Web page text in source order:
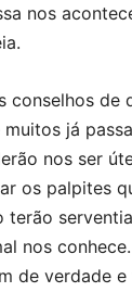
nos
conselhos de
já
nos ser
os palpites
terão
nos
de verdade